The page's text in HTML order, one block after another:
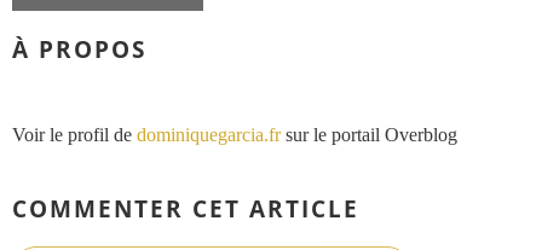
À PROPOS
Voir le profil de dominiquegarcia.frsur le portail Overblog
COMMENTER CET ARTICLE